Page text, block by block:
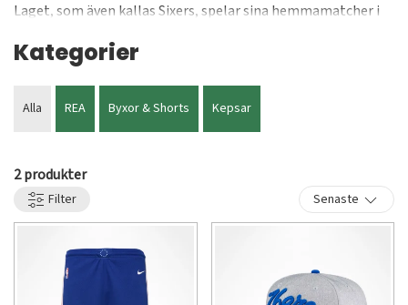
Laget, som även kallas Sixers, spelar sina hemmamatcher i
76ers har du hamnat i rätt online shop. Med prisvärda NBA
att du älskar basket och just Sixers. På Supporterprylar säljer
vi enbart officiella och licensierade NBA-produkter och vi har
Kategorier
Alla REA Byxor & Shorts Kepsar
2 produkter
Filter Senaste